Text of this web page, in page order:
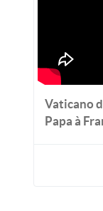
Vaticano
Papa à